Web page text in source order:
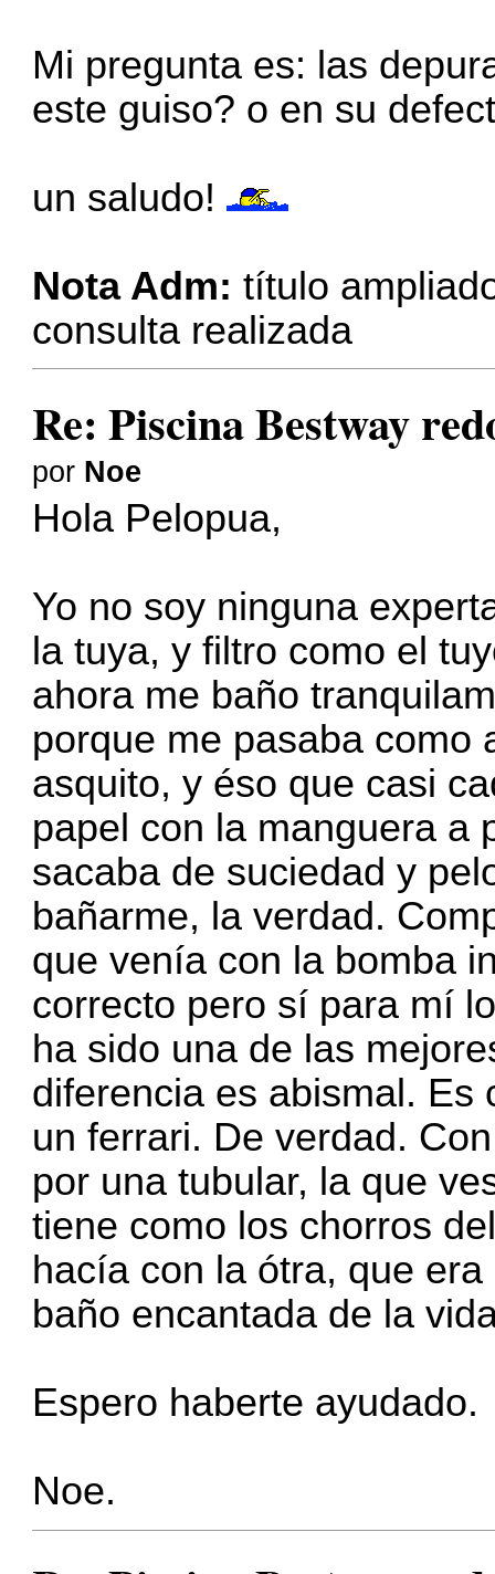
Mi pregunta es: las
este guiso? o en su
un saludo!
Nota Adm: título
consulta realizada
Re: Piscina Bestway
por Noe
Hola Pelopua,
Yo no soy ninguna
la tuya, y filtro como el
ahora me baño
porque me pasaba como
asquito, y éso que casi
papel con la manguera a
sacaba de suciedad y
bañarme, la verdad.
que venía con la bomba
correcto pero sí para mí
ha sido una de las
diferencia es abismal. Es
un ferrari. De verdad.
por una tubular, la que
tiene como los chorros
hacía con la ótra, que
baño encantada de la
Espero haberte ayudado.
Noe.